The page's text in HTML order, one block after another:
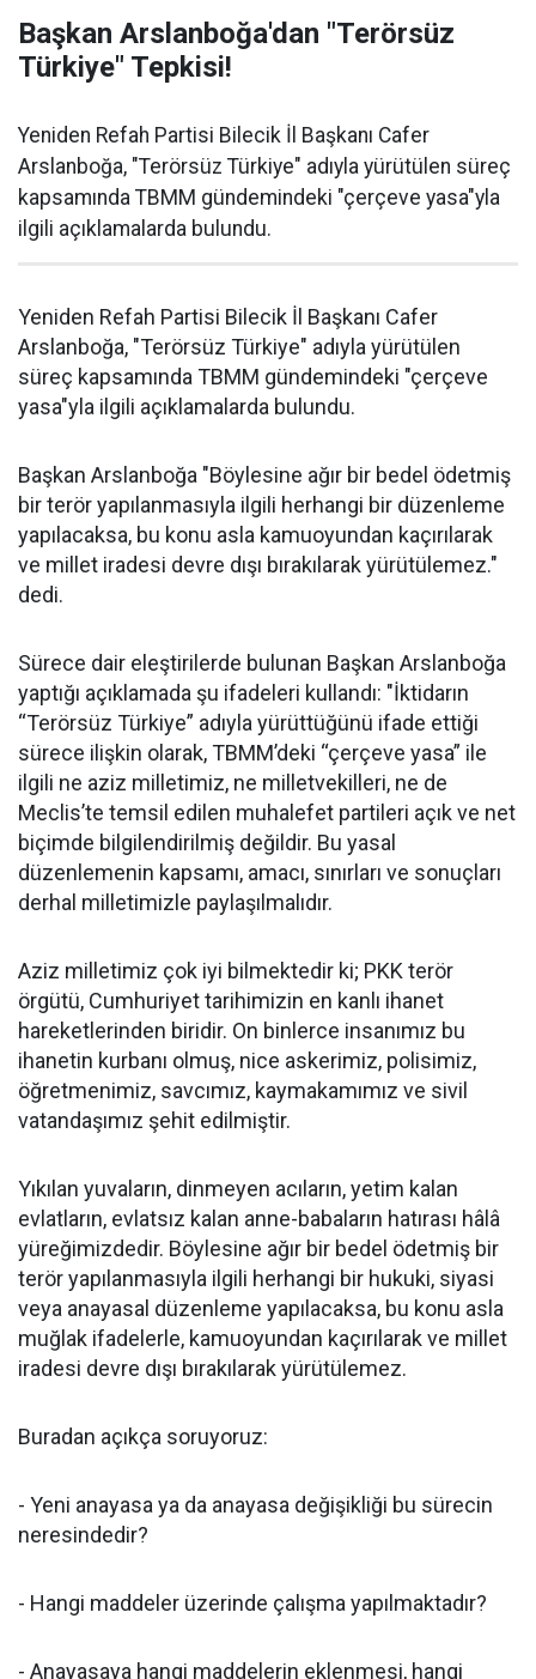
Başkan Arslanboğa'dan "Terörsüz
Türkiye" Tepkisi!
Yeniden Refah Partisi Bilecik İl Başkanı Cafer
Arslanboğa, "Terörsüz Türkiye" adıyla yürütülen süreç
kapsamında TBMM gündemindeki "çerçeve yasa"yla
ilgili açıklamalarda bulundu.
Yeniden Refah Partisi Bilecik İl Başkanı Cafer
Arslanboğa, "Terörsüz Türkiye" adıyla yürütülen
süreç kapsamında TBMM gündemindeki "çerçeve
yasa"yla ilgili açıklamalarda bulundu.
Başkan Arslanboğa "Böylesine ağır bir bedel ödetmiş
bir terör yapılanmasıyla ilgili herhangi bir düzenleme
yapılacaksa, bu konu asla kamuoyundan kaçırılarak
ve millet iradesi devre dışı bırakılarak yürütülemez."
dedi.
Sürece dair eleştirilerde bulunan Başkan Arslanboğa
yaptığı açıklamada şu ifadeleri kullandı: "İktidarın
“Terörsüz Türkiye” adıyla yürüttüğünü ifade ettiği
sürece ilişkin olarak, TBMM’deki “çerçeve yasa” ile
ilgili ne aziz milletimiz, ne milletvekilleri, ne de
Meclis’te temsil edilen muhalefet partileri açık ve net
biçimde bilgilendirilmiş değildir. Bu yasal
düzenlemenin kapsamı, amacı, sınırları ve sonuçları
derhal milletimizle paylaşılmalıdır.
Aziz milletimiz çok iyi bilmektedir ki; PKK terör
örgütü, Cumhuriyet tarihimizin en kanlı ihanet
hareketlerinden biridir. On binlerce insanımız bu
ihanetin kurbanı olmuş, nice askerimiz, polisimiz,
öğretmenimiz, savcımız, kaymakamımız ve sivil
vatandaşımız şehit edilmiştir.
Yıkılan yuvaların, dinmeyen acıların, yetim kalan
evlatların, evlatsız kalan anne-babaların hatırası hâlâ
yüreğimizdedir. Böylesine ağır bir bedel ödetmiş bir
terör yapılanmasıyla ilgili herhangi bir hukuki, siyasi
veya anayasal düzenleme yapılacaksa, bu konu asla
muğlak ifadelerle, kamuoyundan kaçırılarak ve millet
iradesi devre dışı bırakılarak yürütülemez.
Buradan açıkça soruyoruz:
- Yeni anayasa ya da anayasa değişikliği bu sürecin
neresindedir?
- Hangi maddeler üzerinde çalışma yapılmaktadır?
- Anayasaya hangi maddelerin eklenmesi, hangi